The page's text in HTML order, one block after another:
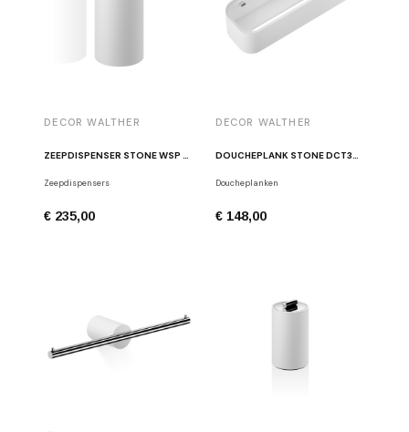
DECOR WALTHER
ZEEPDISPENSER STONE WSP WIT/GEBORSTELD ROESTVRIJ STAAL
Zeepdispensers
€ 235,00
DECOR WALTHER
DOUCHEPLANK STONE DCT30 WIT / GEPOLIJST CHROOM
Doucheplanken
€ 148,00